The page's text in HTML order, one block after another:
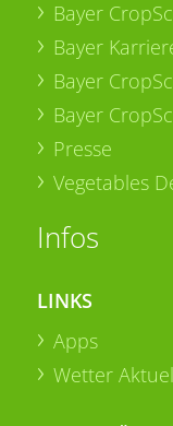
Bayer
Bayer
Bayer
Bayer
Presse
Vegetables
Infos
LINKS
Apps
Wetter